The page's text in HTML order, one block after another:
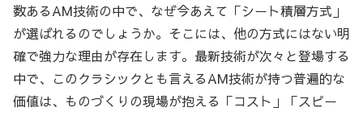
数あるAM技術の中で、なぜ今あえて「シート積層方式」
が選ばれるのでしょうか。そこには、他の方式にはない明
確で強力な理由が存在します。最新技術が次々と登場する
中で、このクラシックとも言えるAM技術が持つ普遍的な
価値は、ものづくりの現場が抱える「コスト」「スピー